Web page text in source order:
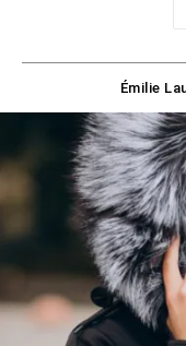
Émilie